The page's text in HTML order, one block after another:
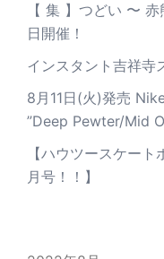
【 集 】つどい 〜
日開催！
インスタント吉祥寺
8月11日(火)発売
”Deep Pewter/Mid
【ハウツースケー
月号！！】